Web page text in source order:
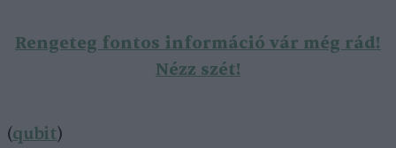
Rengeteg fontos információ vár még rád!
Nézz szét!
(qubit)